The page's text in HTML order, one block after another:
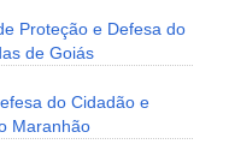
Proteção e Defesa do
de Goiás
do Cidadão e
Maranhão